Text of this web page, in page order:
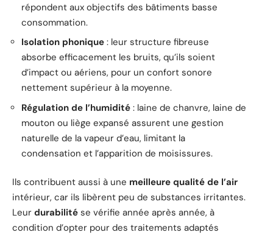
répondent aux objectifs des bâtiments basse
consommation.
Isolation phonique : leur structure fibreuse
absorbe efficacement les bruits, qu’ils soient
d’impact ou aériens, pour un confort sonore
nettement supérieur à la moyenne.
Régulation de l’humidité : laine de chanvre, laine de
mouton ou liège expansé assurent une gestion
naturelle de la vapeur d’eau, limitant la
condensation et l’apparition de moisissures.
Ils contribuent aussi à une meilleure qualité de l’air
intérieur, car ils libèrent peu de substances irritantes.
Leur durabilité se vérifie année après année, à
condition d’opter pour des traitements adaptés